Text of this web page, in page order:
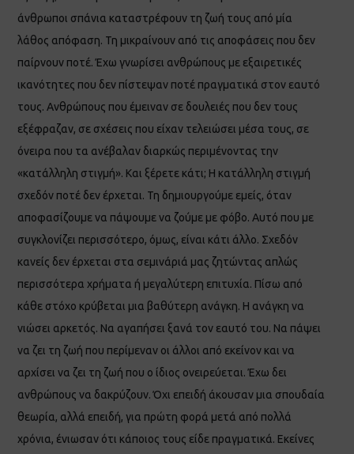
άνθρωποι σπάνια καταστρέφουν τη ζωή τους από μία
λάθος απόφαση. Τη μικραίνουν από τις αποφάσεις που δεν
παίρνουν ποτέ. Έχω γνωρίσει ανθρώπους με εξαιρετικές
ικανότητες που δεν πίστεψαν ποτέ πραγματικά στον εαυτό
τους. Ανθρώπους που έμειναν σε δουλειές που δεν τους
εξέφραζαν, σε σχέσεις που είχαν τελειώσει μέσα τους, σε
όνειρα που τα ανέβαλαν διαρκώς περιμένοντας την
«κατάλληλη στιγμή». Και ξέρετε κάτι; Η κατάλληλη στιγμή
σχεδόν ποτέ δεν έρχεται. Τη δημιουργούμε εμείς, όταν
αποφασίζουμε να πάψουμε να ζούμε με φόβο. Αυτό που με
συγκλονίζει περισσότερο, όμως, είναι κάτι άλλο. Σχεδόν
κανείς δεν έρχεται στα σεμινάριά μας ζητώντας απλώς
περισσότερα χρήματα ή μεγαλύτερη επιτυχία. Πίσω από
κάθε στόχο κρύβεται μια βαθύτερη ανάγκη. Η ανάγκη να
νιώσει αρκετός. Να αγαπήσει ξανά τον εαυτό του. Να πάψει
να ζει τη ζωή που περίμεναν οι άλλοι από εκείνον και να
αρχίσει να ζει τη ζωή που ο ίδιος ονειρεύεται. Έχω δει
ανθρώπους να δακρύζουν. Όχι επειδή άκουσαν μια σπουδαία
θεωρία, αλλά επειδή, για πρώτη φορά μετά από πολλά
χρόνια, ένιωσαν ότι κάποιος τους είδε πραγματικά. Εκείνες